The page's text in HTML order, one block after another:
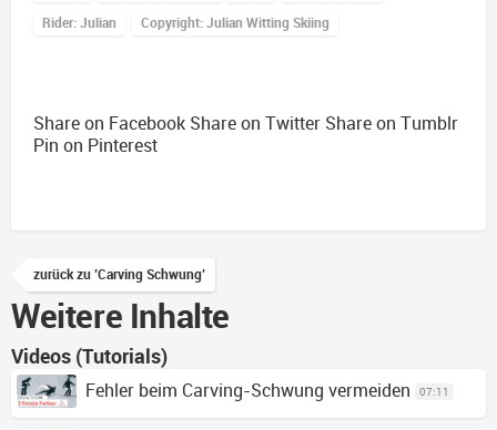
Rider: Julian Copyright: Julian Witting Skiing
Share on Facebook Share on Twitter Share on Tumblr
Pin on Pinterest
zurück zu 'Carving Schwung'
Weitere Inhalte
Videos (Tutorials)
Fehler beim Carving-Schwung vermeiden 07:11